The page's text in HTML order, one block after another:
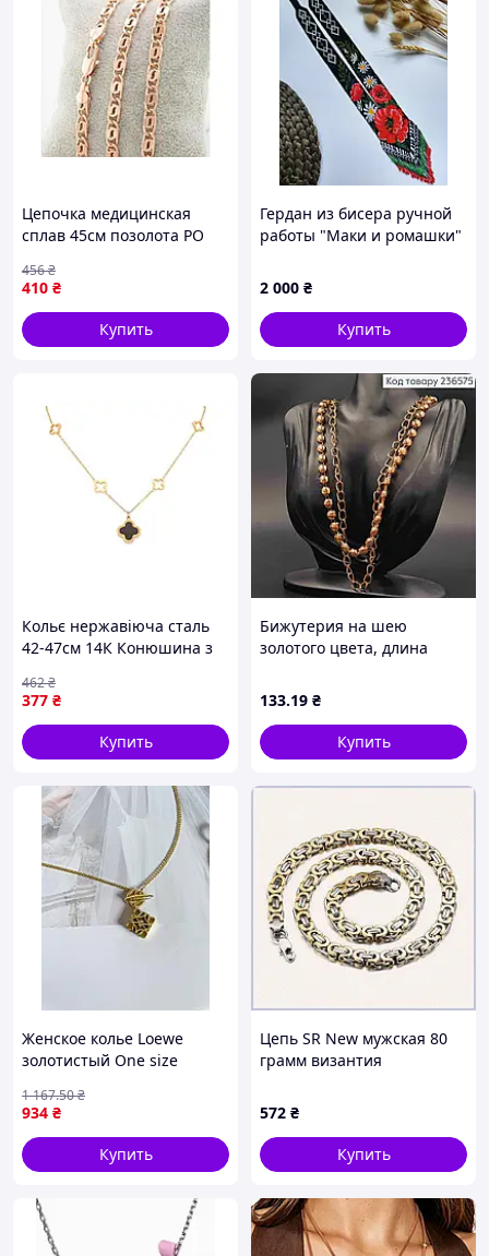
Цепочка медицинская
сплав 45см позолота РО
410 ₴
456₴
Купить
Гердан из бисера ручной
работы "Маки и ромашки"
классическое украшение
на шею, подарок женщине
2 000 ₴
Купить
Кольє нержавіюча сталь
42-47см 14К Конюшина з
вставкою 1.5-8мм (350200)
ТМ XUPING
377 ₴
462₴
Купить
Бижутерия на шею
золотого цвета, длина
двухуровневое для
подчеркивания образа
133.19 ₴
Купить
Женское колье Loewe
золотистый One size
934 ₴
1 167.50₴
Купить
Цепь SR New мужская 80
грамм византия
572 ₴
Купить